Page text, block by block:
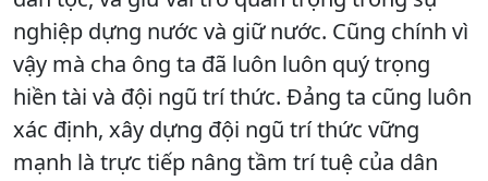
nghiệp dựng nước và giữ nước. Cũng chính vì
vậy mà cha ông ta đã luôn luôn quý trọng
hiền tài và đội ngũ trí thức. Đảng ta cũng luôn
xác định, xây dựng đội ngũ trí thức vững
mạnh là trực tiếp nâng tầm trí tuệ của dân